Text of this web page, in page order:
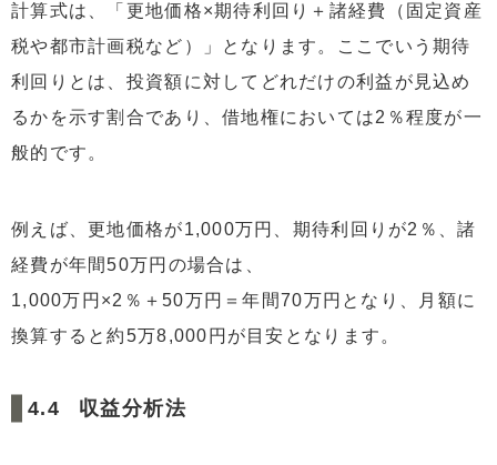
計算式は、「更地価格×期待利回り＋諸経費（固定資産
税や都市計画税など）」となります。ここでいう期待
利回りとは、投資額に対してどれだけの利益が見込め
るかを示す割合であり、借地権においては2％程度が一
般的です。
例えば、更地価格が1,000万円、期待利回りが2％、諸
経費が年間50万円の場合は、
1,000万円×2％＋50万円＝年間70万円となり、月額に
換算すると約5万8,000円が目安となります。
収益分析法